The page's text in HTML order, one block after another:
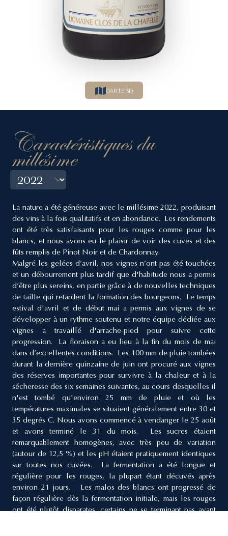
Caractéristiques du
millésime
La nature a été généreuse avec le millésime 2022, produisant
des vins à la fois qualitatifs et en abondance. Les rendements
ont été très satisfaisants pour les rouges comme pour les
blancs, et nous avons eu le plaisir de voir des cuves et des
fûts remplis de Pinot Noir et de Chardonnay.
Malgré les gelées d’avril, nos vignes n’ont pas été touchées
et un débourrement plus tardif que d'habitude nous a permis
d’être plus sereins, en partie grâce à de nouvelles techniques
de taille qui retardent la formation des bourgeons. Le temps
estival d'avril et de début mai a permis aux vignes de se
développer à un rythme soutenu et notre équipe dédiée aux
vignes a travaillé d'arrache-pied pour suivre cette
progression. La floraison a eu lieu à la fin du mois de mai
dans d’excellentes conditions. Les 100 mm de pluie tombées
durant la dernière quinzaine de juin ont procuré aux vignes
des réserves importantes pour survivre à la chaleur et à la
sécheresse des six semaines suivantes, au cours desquelles il
n'est tombé qu'environ 25 mm de pluie et où les
températures maximales se situaient généralement entre 30 et
35 degrés C. Nous avons commencé à vendanger le 25 août
et avons terminé le 31 du mois. Les sucres étaient
remarquablement homogènes, avec très peu de variation
(autour de 12,5 %) et les pH étaient pratiquement identiques
sur toutes nos cuvées. La fermentation a été longue et
régulière pour les rouges, la plupart étant décuvés après
environ 21 jours. Les malos des blancs ont progressé de
façon régulière dès la fermentation initiale, mais les rouges
ont été plutôt disparates, certains ne se terminant pas avant
CARTE 3D